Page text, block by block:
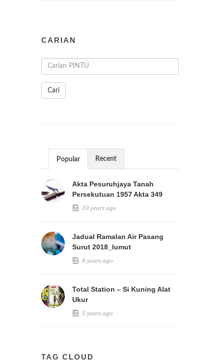
CARIAN
Cari
Popular Recent
Akta Pesuruhjaya Tanah
Persekutuan 1957 Akta 349
10 years ago
Jadual Ramalan Air Pasang
Surut 2018_lumut
8 years ago
Total Station – Si Kuning Alat
Ukur
5 years ago
TAG CLOUD